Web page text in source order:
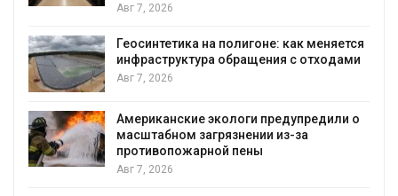
Авг 7, 2026
Геосинтетика на полигоне: как меняется
инфраструктура обращения с отходами
Авг 7, 2026
Американские экологи предупредили о
масштабном загрязнении из-за
противопожарной пены
Авг 7, 2026